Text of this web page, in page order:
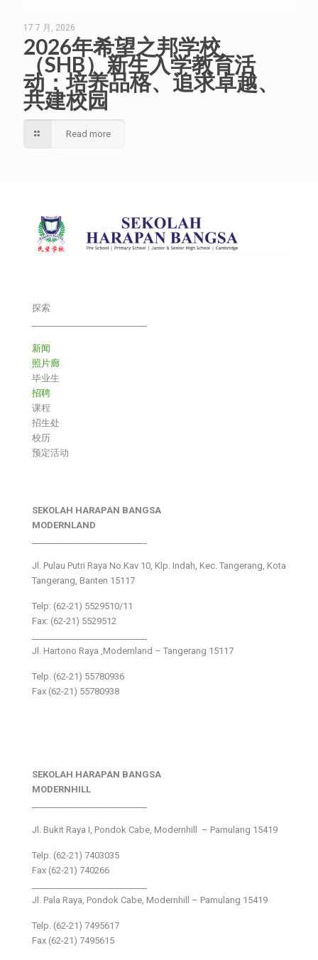
17 7 月, 2026
2026年希望之邦学校
（SHB）新生入学教育活
动：培养品格、追求卓越、
共建校园
Read more
探索
新闻
照片廊
毕业生
招聘
课程
招生处
校历
预定活动
SEKOLAH HARAPAN BANGSA
MODERNLAND
Jl. Pulau Putri Raya No.Kav 10, Klp. Indah, Kec. Tangerang, Kota
Tangerang, Banten 15117
Telp: (62-21) 5529510/11
Fax: (62-21) 5529512
Jl. Hartono Raya ,Modernland – Tangerang 15117
Telp. (62-21) 55780936
Fax (62-21) 55780938
SEKOLAH HARAPAN BANGSA
MODERNHILL
Jl. Bukit Raya I, Pondok Cabe, Modernhill – Pamulang 15419
Telp. (62-21) 7403035
Fax (62-21) 740266
Jl. Pala Raya, Pondok Cabe, Modernhill – Pamulang 15419
Telp. (62-21) 7495617
Fax (62-21) 7495615